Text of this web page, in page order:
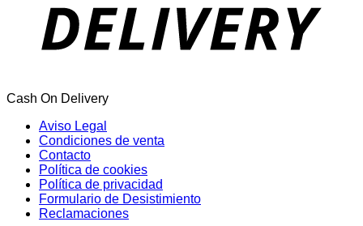
Cash On Delivery
Aviso Legal
Condiciones de venta
Contacto
Política de cookies
Política de privacidad
Formulario de Desistimiento
Reclamaciones